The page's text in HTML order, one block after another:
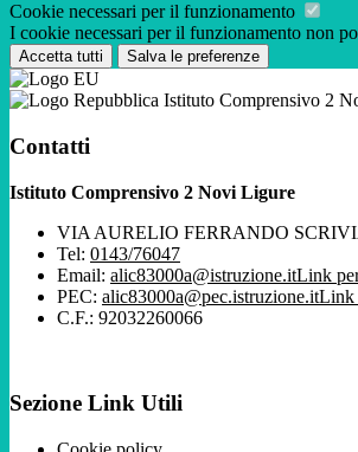
Cookie necessari per il funzionamento
I cookie necessari per il funzionamento non
Accetta tutti Salva le preferenze
Istituto Comprensivo 2
Contatti
Istituto Comprensivo 2 Novi Ligure
VIA AURELIO FERRANDO
Tel: 0143/76047
Email: alic83000a@istruzione.itLink
PEC: alic83000a@pec.istruzione.itLink
C.F.: 92032260066
Sezione Link Utili